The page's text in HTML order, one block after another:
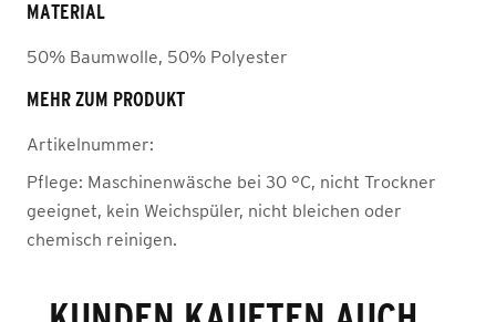
MATERIAL
50% Baumwolle, 50% Polyester
MEHR ZUM PRODUKT
Artikelnummer:
Pflege: Maschinenwäsche bei 30 °C, nicht Trockner
geeignet, kein Weichspüler, nicht bleichen oder
chemisch reinigen.